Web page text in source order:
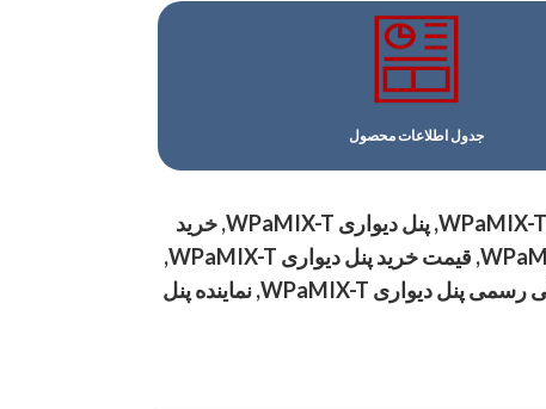
جدول اطلاعات محصول
نمایندگی اکلر در ایران, نمایندگی اکلر, اکلر, سیستم صدا, آخرین قیمت پنل دیواری WPaMIX-T, پنل دیواری WPaMIX-T, خرید
پنل دیواری WPaMIX-T, فروش پنل دیواری WPaMIX-T, قیمت پنل دیواری WPaMIX-T, قیمت خرید پنل دیواری WPaMIX-T,
قیمت فروش پنل دیواری WPaMIX-T, نمایندگی پنل دیواری WPaMIX-T, نمایندگی رسمی پنل دیواری WPaMIX-T, نماینده پنل